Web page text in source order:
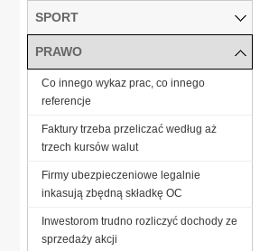
SPORT
PRAWO
Co innego wykaz prac, co innego
referencje
Faktury trzeba przeliczać według aż
trzech kursów walut
Firmy ubezpieczeniowe legalnie
inkasują zbędną składkę OC
Inwestorom trudno rozliczyć dochody ze
sprzedaży akcji